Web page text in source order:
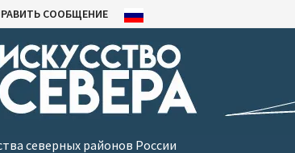
СООБЩЕНИЕ
северных районов России